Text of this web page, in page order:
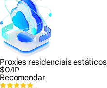
Proxies residenciais estáticos
$0/IP
Recomendar